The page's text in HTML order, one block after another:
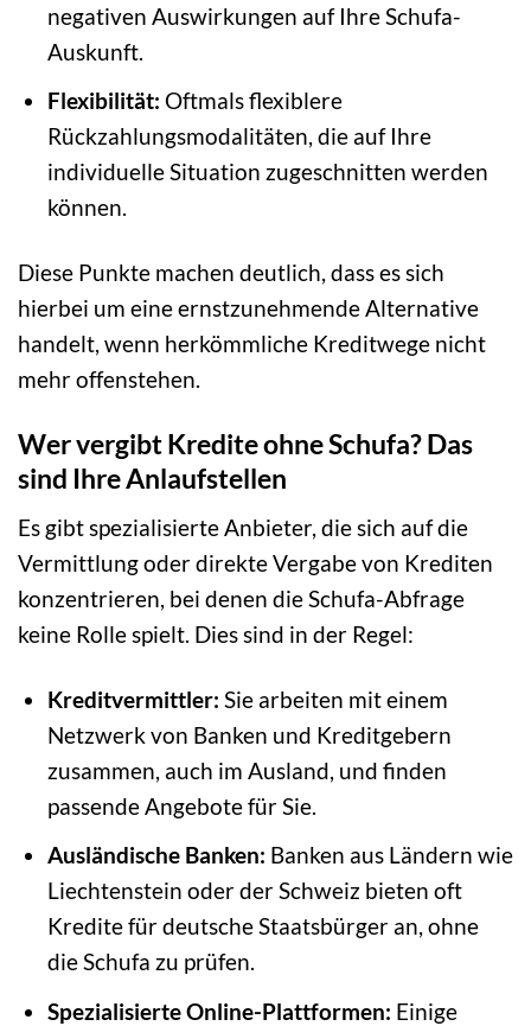
negativen Auswirkungen auf Ihre Schufa-
Auskunft.
Flexibilität: Oftmals flexiblere
Rückzahlungsmodalitäten, die auf Ihre
individuelle Situation zugeschnitten werden
können.
Diese Punkte machen deutlich, dass es sich
hierbei um eine ernstzunehmende Alternative
handelt, wenn herkömmliche Kreditwege nicht
mehr offenstehen.
Wer vergibt Kredite ohne Schufa? Das
sind Ihre Anlaufstellen
Es gibt spezialisierte Anbieter, die sich auf die
Vermittlung oder direkte Vergabe von Krediten
konzentrieren, bei denen die Schufa-Abfrage
keine Rolle spielt. Dies sind in der Regel:
Kreditvermittler: Sie arbeiten mit einem
Netzwerk von Banken und Kreditgebern
zusammen, auch im Ausland, und finden
passende Angebote für Sie.
Ausländische Banken: Banken aus Ländern wie
Liechtenstein oder der Schweiz bieten oft
Kredite für deutsche Staatsbürger an, ohne
die Schufa zu prüfen.
Spezialisierte Online-Plattformen: Einige